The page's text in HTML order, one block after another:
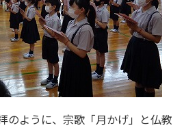
のように、宗歌「月かげ」と仏教